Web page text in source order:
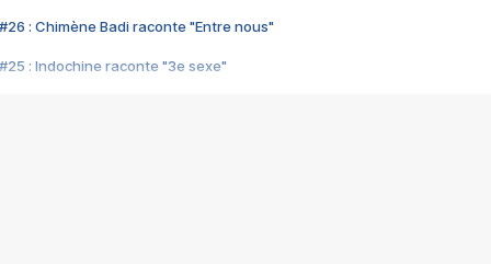
#26 : Chimène Badi raconte "Entre nous"
#25 : Indochine raconte "3e sexe"